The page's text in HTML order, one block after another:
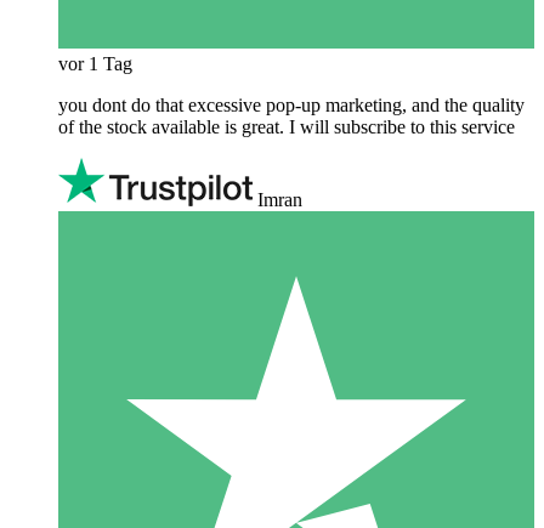
vor 1 Tag
you dont do that excessive pop-up marketing, and the quality
of the stock available is great. I will subscribe to this service
Imran